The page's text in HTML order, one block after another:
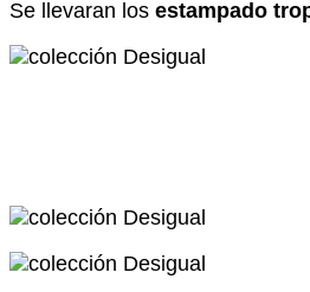
Se llevaran los estampado